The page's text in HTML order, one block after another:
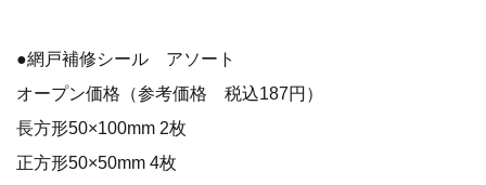
●網戸補修シール アソート
オープン価格（参考価格 税込187円）
長方形50×100mm 2枚
正方形50×50mm 4枚